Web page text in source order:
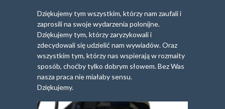
Dziękujemy tym wszystkim, którzy nam zaufali i
zaprosili na swoje wydarzenia polonijne.
Dziękujemy tym, którzy zaryzykowali i
zdecydowali się udzielić nam wywiadów. Oraz
wszystkim tym, którzy nas wspierają w rozmaity
sposób, choćby tylko dobrym słowem. Bez Was
nasza praca nie miałaby sensu.
Dziękujemy.